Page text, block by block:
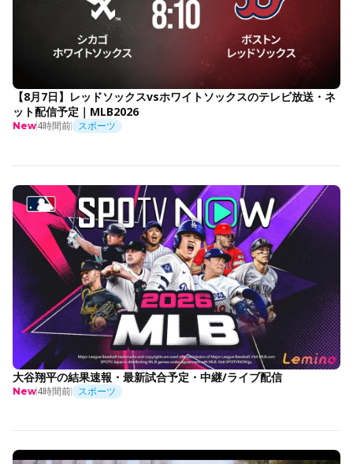
【8月7日】レッドソックスvsホワイトソックスのテレビ放送・ネ
ット配信予定｜MLB2026
New4時間前 スポーツ
大谷翔平の結果速報・最新試合予定・中継/ライブ配信
New4時間前 スポーツ